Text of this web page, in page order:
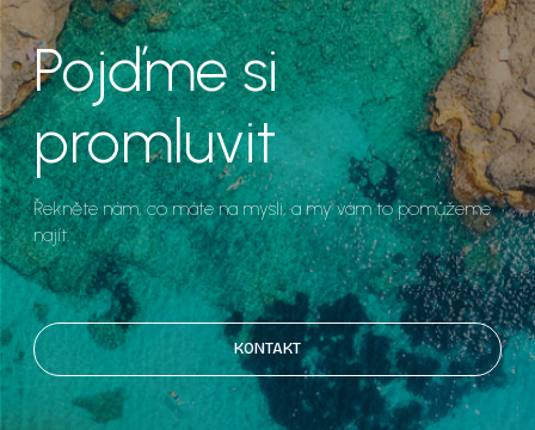
Pojďme si
promluvit
Řekněte nám, co máte na mysli, a my vám to pomůžeme
najít.
KONTAKT